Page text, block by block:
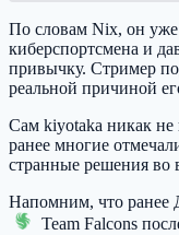
По словам Nix, он уже
киберспортсмена и
привычку. Стример
реальной причиной
Сам kiyotaka никак не
ранее многие
странные решения во
Напомним, что ранее
Team Falcons